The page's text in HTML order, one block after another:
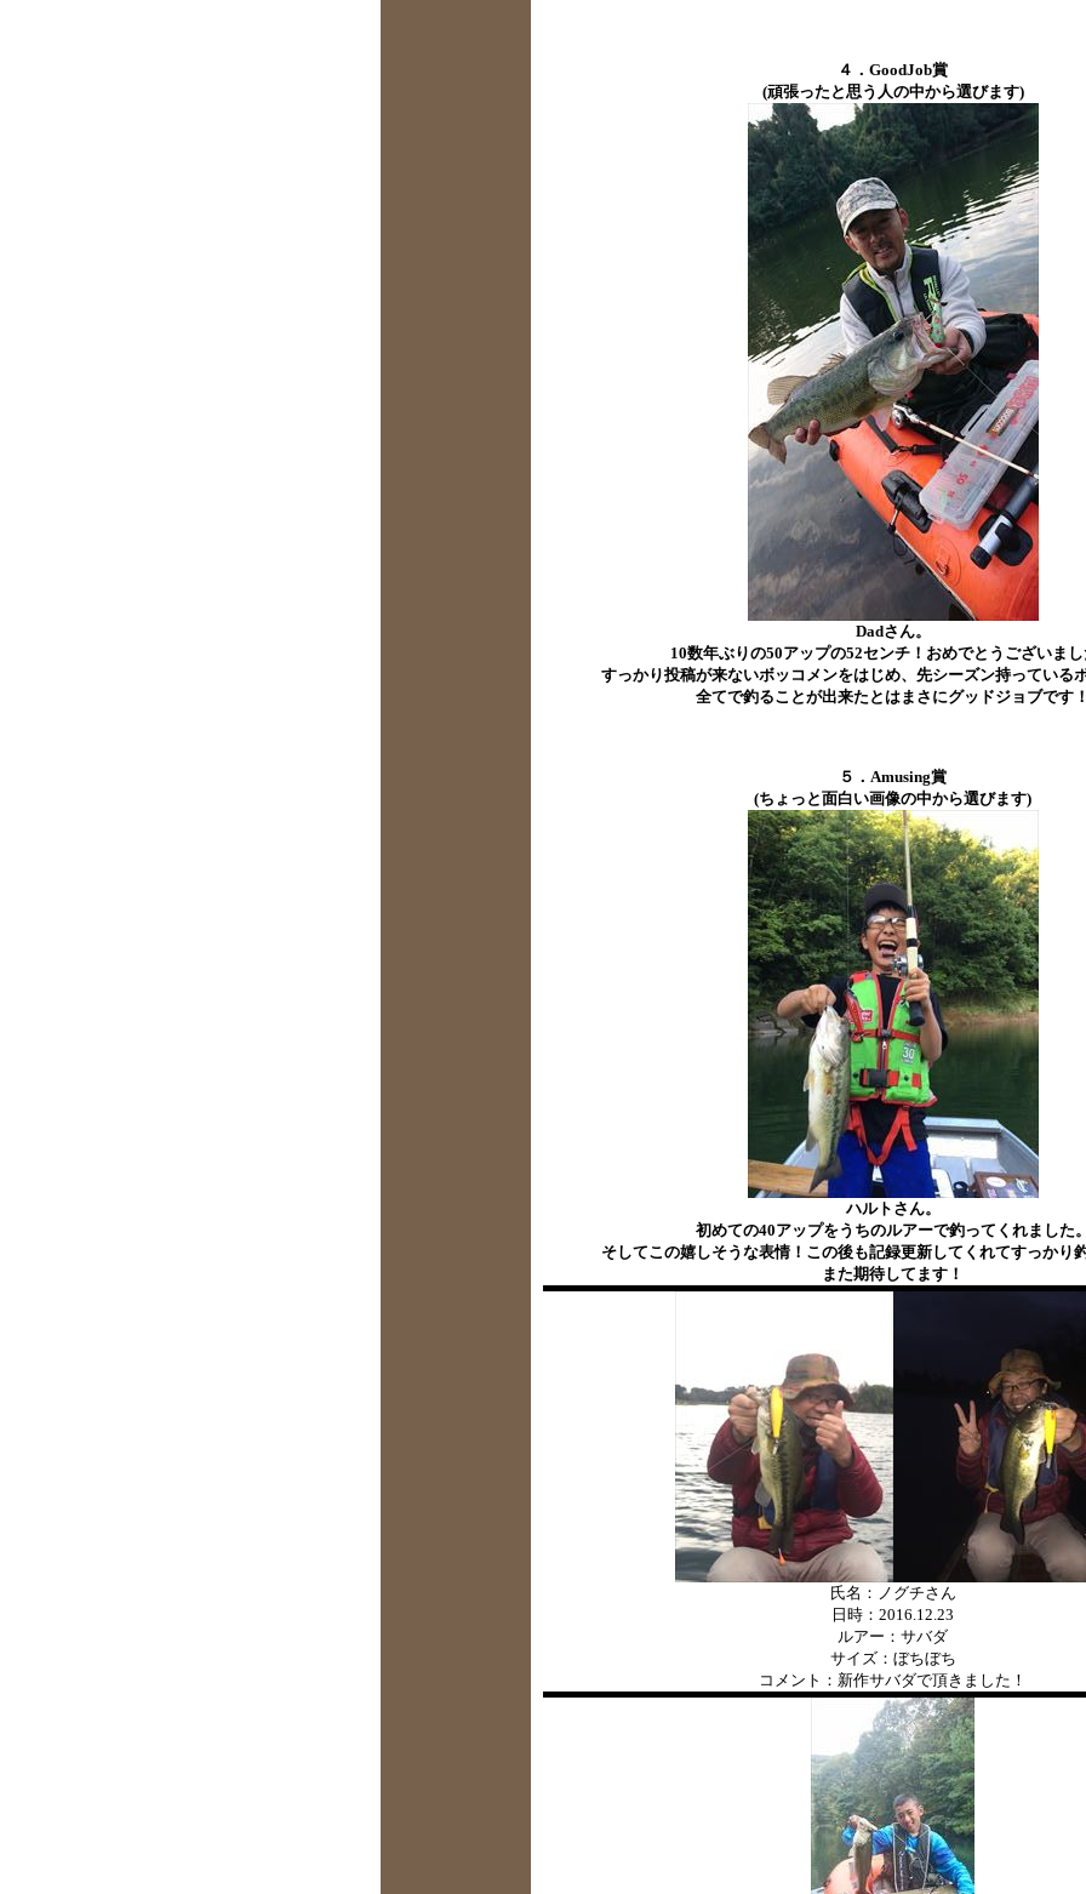
４．GoodJob賞
(頑張ったと思う人の中から選びます)
Dadさん。
10数年ぶりの50アップの52センチ！おめでとうございまし
すっかり投稿が来ないボッコメンをはじめ、先シーズン持っている
全てで釣ることが出来たとはまさにグッドジョブです！
５．Amusing賞
(ちょっと面白い画像の中から選びます)
ハルトさん。
初めての40アップをうちのルアーで釣ってくれました。
そしてこの嬉しそうな表情！この後も記録更新してくれてすっかり
また期待してます！
氏名：ノグチさん
日時：2016.12.23
ルアー：サバダ
サイズ：ぼちぼち
コメント：新作サバダで頂きました！